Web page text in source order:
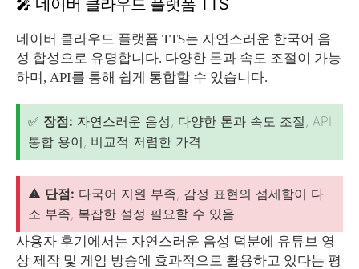
🎤 네이버 클라우드 플랫폼 TTS
네이버 클라우드 플랫폼 TTS는 자연스러운 한국어 음
성 합성으로 유명합니다. 다양한 톤과 속도 조절이 가능
하며, API를 통해 쉽게 통합할 수 있습니다.
✅ 장점: 자연스러운 음성, 다양한 톤과 속도 조절, API
통합 용이, 비교적 저렴한 가격
⚠️ 단점: 다국어 지원 부족, 감정 표현의 섬세함이 다
소 부족, 복잡한 설정 필요할 수 있음
사용자 후기에서는 자연스러운 음성 덕분에 유튜브 영
상 제작 및 게임 방송에 효과적으로 활용하고 있다는 평